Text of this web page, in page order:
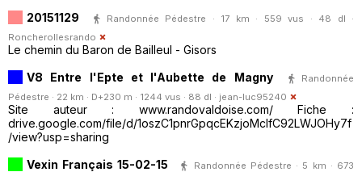
20151129
Randonnée Pédestre · 17 km · 559 vus · 48 dl ·
Roncherollesrando
Le chemin du Baron de Bailleul - Gisors
V8 Entre l'Epte et l'Aubette de Magny
Randonnée
Pédestre · 22 km · D+230 m · 1244 vus · 88 dl · jean-luc95240
Site auteur : www.randovaldoise.com/ Fiche :
drive.google.com/file/d/1oszC1pnrGpqcEKzjoMcIfC92LWJOHy7f
/view?usp=sharing
Vexin Français 15-02-15
Randonnée Pédestre · 5 km · 673